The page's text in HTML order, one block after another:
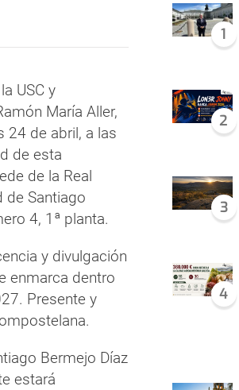
USC y
María Aller,
24 de abril, a las
de esta
de la Real
de Santiago
4, 1ª planta.
y divulgación
enmarca dentro
Presente y
Bermejo Díaz
estará
1
2
3
4